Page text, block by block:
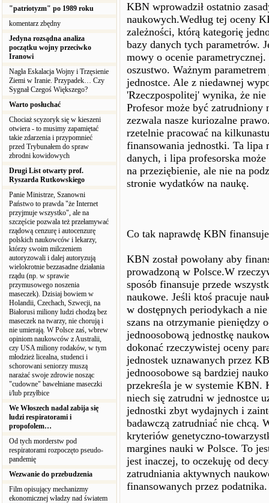
"patriotyzm" po 1989 roku
komentarz zbędny
Jedyna rozsądna analiza
początku wojny przeciwko
Iranowi
Nagła Eskalacja Wojny i Trzęsienie
Ziemi w Iranie. Przypadek… Czy
Sygnał Czegoś Większego?
Warto posłuchać
Chociaż scyzoryk się w kieszeni
otwiera - to musimy zapamiętać
takie zdarzenia i przypomnieć
przed Trybunałem do spraw
zbrodni kowidowych
Drugi List otwarty prof.
Ryszarda Rutkowskiego
Panie Ministrze, Szanowni
Państwo to prawda "że Internet
przyjmuje wszystko", ale na
szczęście pozwala też przełamywać
rządową cenzurę i autocenzurę
polskich naukowców i lekarzy,
którzy swoim milczeniem
autoryzowali i dalej autoryzują
wielokrotnie bezzasadne działania
rządu (np. w sprawie
przymusowego noszenia
maseczek). Dzisiaj bowiem w
Holandii, Czechach, Szwecji, na
Białorusi miliony ludzi chodzą bez
maseczek na twarzy, nie chorują i
nie umierają. W Polsce zaś, wbrew
opiniom naukowców z Australii,
czy USA miliony rodaków, w tym
młodzież licealna, studenci i
schorowani seniorzy muszą
narażać swoje zdrowie nosząc
"cudowne" bawełniane maseczki
i/lub przyłbice
We Włoszech nadal zabija się
ludzi respiratorami i
propofolem…
Od tych morderstw pod
respiratorami rozpoczęto pseudo-
pandemię
Wezwanie do przebudzenia
Film opisujący mechanizmy
ekonomicznej władzy nad światem
KBN wprowadził ostatnio
naukowych.Według tej oceny
zależności, którą kategorię
bazy danych tych parametrów.
mowy o ocenie
oszustwo. Ważnym
jednostce. Ale z niedawnej
'Rzeczpospolitej' wynika, że
Profesor może być
zezwala nasze kuriozalne
rzetelnie pracować na
finansowania jednostki. Ta lipa
danych, i lipa profesorska
na przeziębienie, ale nie na
stronie wydatków na naukę.
Co tak naprawdę KBN
KBN został powołany aby
prowadzoną w Polsce.W
sposób finansuje przede
naukowe. Jeśli ktoś pracuje
w dostępnych periodykach a
szans na otrzymanie pieniędzy
jednoosobową jednostkę
dokonać rzeczywistej oceny
jednostek uznawanych przez
jednoosobowe są bardziej
przekreśla je w systemie KBN.
niech się zatrudni w jednostce
jednostki zbyt wydajnych i
badawczą zatrudniać nie chcą.
kryteriów genetyczno-
margines nauki w Polsce. To
jest inaczej, to oczekuję od
zatrudniania aktywnych
finansowanych przez podatnika.